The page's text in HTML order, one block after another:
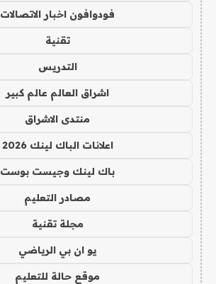
فودوافون اخبار الاتصالات
تقنية
التدريس
اشراق العالم عالم كبير
منتدى الاشراق
اعلانات الباك لينك 2026
باك لينك وجيست بوست
مصادر التعليم
مجلة تقنية
يو ان بي الرياضي
موقع حالة للتعليم